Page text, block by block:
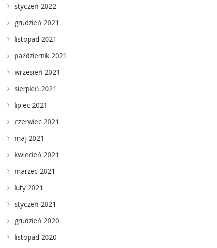
styczeń 2022
grudzień 2021
listopad 2021
październik 2021
wrzesień 2021
sierpień 2021
lipiec 2021
czerwiec 2021
maj 2021
kwiecień 2021
marzec 2021
luty 2021
styczeń 2021
grudzień 2020
listopad 2020